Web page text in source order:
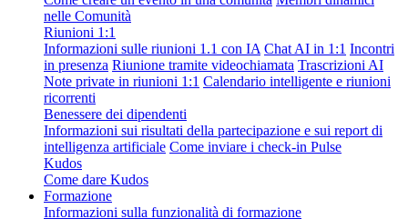
nelle Comunità
Riunioni 1:1
Informazioni sulle riunioni 1.1 con IA Chat AI in 1:1 Incontri
in presenza Riunione tramite videochiamata Trascrizioni AI
Note private in riunioni 1:1 Calendario intelligente e riunioni
ricorrenti
Benessere dei dipendenti
Informazioni sui risultati della partecipazione e sui report di
intelligenza artificiale Come inviare i check-in Pulse
Kudos
Come dare Kudos
Formazione
Informazioni sulla funzionalità di formazione